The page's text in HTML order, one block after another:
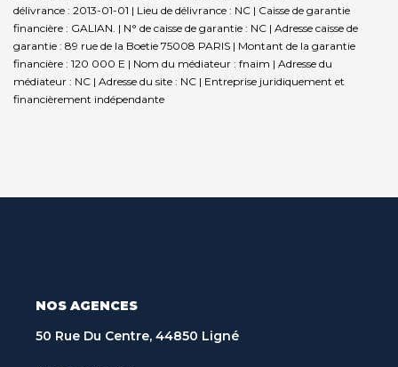
délivrance : 2013-01-01 | Lieu de délivrance : NC | Caisse de garantie
financière : GALIAN. | N° de caisse de garantie : NC | Adresse caisse de
garantie : 89 rue de la Boetie 75008 PARIS | Montant de la garantie
financière : 120 000 E | Nom du médiateur : fnaim | Adresse du
médiateur : NC | Adresse du site : NC | Entreprise juridiquement et
financièrement indépendante
NOS AGENCES
50 Rue Du Centre, 44850 Ligné